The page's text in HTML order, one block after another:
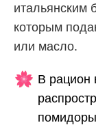
итальянским
которым
или масло.
В рацион